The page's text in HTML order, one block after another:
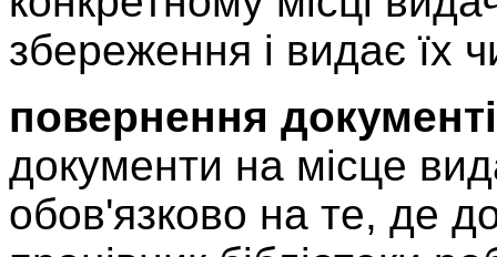
збереження і видає їх
повернення
документи на місце
обов'язково на те, де